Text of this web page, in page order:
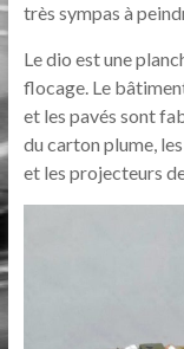
très sympas à
Le dio est une
flocage. Le
et les pavés sont
du carton plume,
et les projecteurs